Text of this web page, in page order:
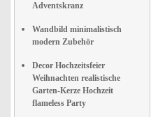
Adventskranz
Wandbild minimalistisch
modern Zubehör
Decor Hochzeitsfeier
Weihnachten realistische
Garten-Kerze Hochzeit
flameless Party